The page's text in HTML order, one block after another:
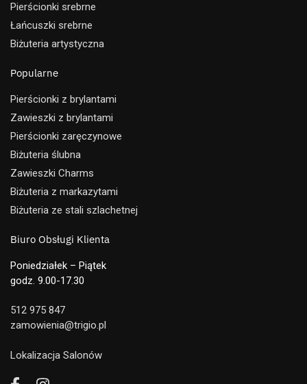
Pierścionki srebrne
Łańcuszki srebrne
Biżuteria artystyczna
Popularne
Pierścionki z brylantami
Zawieszki z brylantami
Pierścionki zaręczynowe
Biżuteria ślubna
Zawieszki Charms
Biżuteria z markazytami
Biżuteria ze stali szlachetnej
Biuro Obsługi Klienta
Poniedziałek – Piątek
godz. 9.00-17.30
512 975 847
zamowienia@trigio.pl
Lokalizacja Salonów